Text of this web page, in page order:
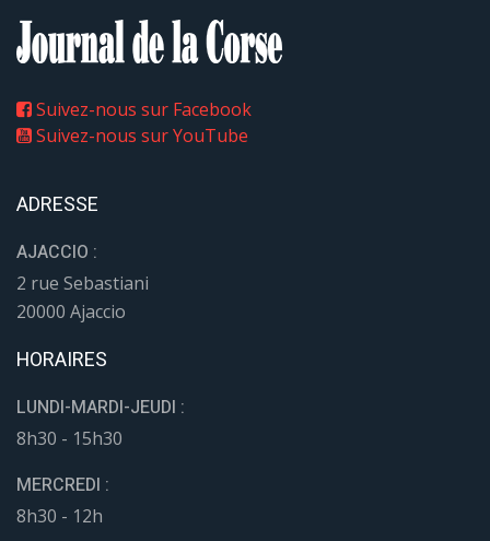
Suivez-nous sur Facebook
Suivez-nous sur YouTube
ADRESSE
AJACCIO :
2 rue Sebastiani
20000 Ajaccio
HORAIRES
LUNDI-MARDI-JEUDI :
8h30 - 15h30
MERCREDI :
8h30 - 12h